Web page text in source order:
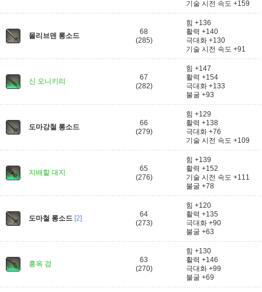
기술 시전 속도 +159
몰리브덴 롱소드
68
(285)
힘 +136
활력 +140
극대화 +130
기술 시전 속도 +91
신 오니키리
67
(282)
힘 +147
활력 +154
극대화 +133
불굴 +93
도마강철 롱소드
66
(279)
힘 +129
활력 +138
극대화 +76
기술 시전 속도 +109
지배할 대지
65
(276)
힘 +139
활력 +152
기술 시전 속도 +111
불굴 +78
도마철 롱소드 [2]
64
(273)
힘 +120
활력 +135
극대화 +90
불굴 +63
홍옥 검
63
(270)
힘 +130
활력 +146
극대화 +99
불굴 +69